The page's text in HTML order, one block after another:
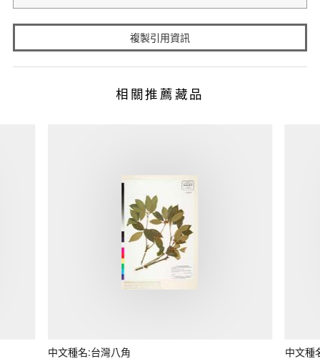
複製引用資訊
相關推薦藏品
中文種名:台灣八角 中文種